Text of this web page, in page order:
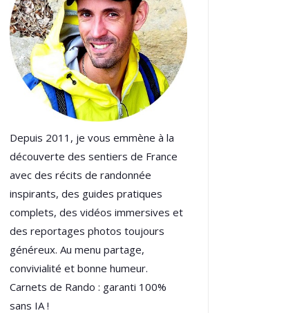
Depuis 2011, je vous emmène à la
découverte des sentiers de France
avec des récits de randonnée
inspirants, des guides pratiques
complets, des vidéos immersives et
des reportages photos toujours
généreux. Au menu partage,
convivialité et bonne humeur.
Carnets de Rando : garanti 100%
sans IA !